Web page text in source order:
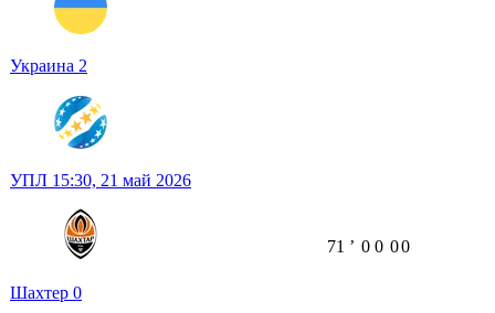
Украина 2
УПЛ 15:30, 21 май 2026
Шахтер 0
71 ʼ 0 0 00